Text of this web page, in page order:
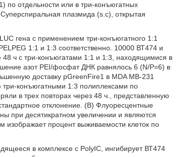
по отдельности или в три-конъюгатных
плазмида (s.c), открытая
гена с применением три-конъюгатного 1:1
1:1 и 1:3 соответственно. 10000 ВТ474 и
48 ч с три-конъюгатами 1:1 и 1:3, находящимися в
азот PEI/фосфат ДНК равнялось 6 (N/P=6) в
доставку pGreenFire1 в MDA МВ-231
три-конъюгатными 1:3 полиплексами по
в трех повторах через 48 ч., представленную
отклонение. (В) Флуоресцентные
при десятикратном увеличении и являются
процент выживаемости клеток по
в комплексе с PolyIC, ингибирует ВТ474